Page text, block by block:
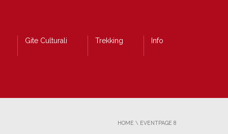
Gite Culturali Trekking Info
HOME \ EVENTPAGE 8